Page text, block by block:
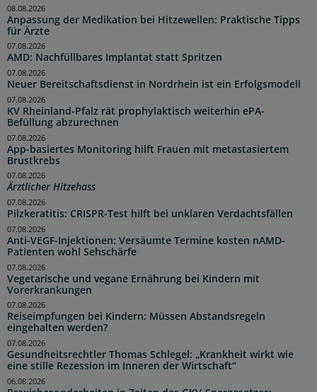
Anpassung der Medikation bei Hitzewellen: Praktische Tipps
für Ärzte
08.08.2026
AMD: Nachfüllbares Implantat statt Spritzen
07.08.2026
Neuer Bereitschaftsdienst in Nordrhein ist ein Erfolgsmodell
07.08.2026
KV Rheinland-Pfalz rät prophylaktisch weiterhin ePA-
Befüllung abzurechnen
07.08.2026
App-basiertes Monitoring hilft Frauen mit metastasiertem
Brustkrebs
07.08.2026
Ärztlicher Hitzehass
07.08.2026
Pilzkeratitis: CRISPR-Test hilft bei unklaren Verdachtsfällen
07.08.2026
Anti-VEGF-Injektionen: Versäumte Termine kosten nAMD-
Patienten wohl Sehschärfe
07.08.2026
Vegetarische und vegane Ernährung bei Kindern mit
Vorerkrankungen
07.08.2026
Reiseimpfungen bei Kindern: Müssen Abstandsregeln
eingehalten werden?
07.08.2026
Gesundheitsrechtler Thomas Schlegel: „Krankheit wirkt wie
eine stille Rezession im Inneren der Wirtschaft“
07.08.2026
06.08.2026